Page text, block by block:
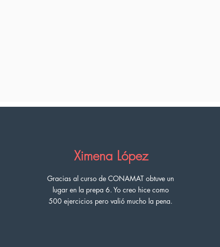
Ximena López
Gracias al curso de CONAMATobtuve un
lugar en la prepa 6. Yo creo hice como
500 ejercicios perovalió mucho la pena.